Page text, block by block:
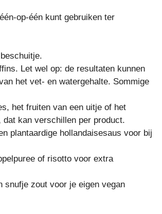
op-één kunt gebruiken ter
Let wel op: de resultaten kunnen
het vet- en watergehalte. Sommige
het fruiten van een uitje of het
dat kan verschillen per product.
plantaardige hollandaisesaus voor bij
of risotto voor extra
snufje zout voor je eigen vegan